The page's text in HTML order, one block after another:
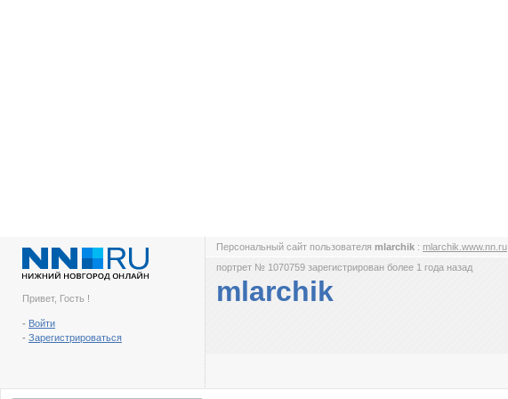
Привет, Гость !
- Войти
- Зарегистрироваться
Персональный сайт пользователя mlarchik : mlarchik.www.nn.ru
портрет № 1070759 зарегистрирован более 1 года назад
mlarchik